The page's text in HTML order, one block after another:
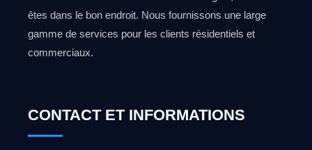
êtes dans le bon endroit. Nous fournissons une large
gamme de services pour les clients résidentiels et
commerciaux.
CONTACT ET INFORMATIONS